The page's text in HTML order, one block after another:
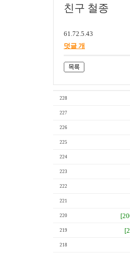
친구 철종
61.72.5.43
덧글 개
228
227
226
225
224
223
222
221
220
219
218